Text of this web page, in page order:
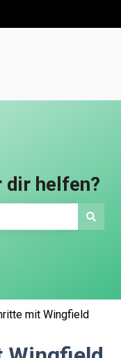
anzeigen
dir helfen?
mit Wingfield